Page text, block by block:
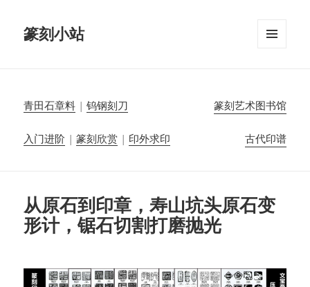
篆刻小站
青田石章料 |钨钢刻刀 篆刻艺术图书馆
入门进阶 |篆刻欣赏 | 印外求印 古代印谱
从原石到印章，寿山坑头原石变
形计，锯石切割打磨抛光